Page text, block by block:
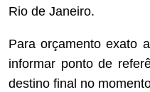
Rio de Janeiro.
Para orçamento exato
informar ponto de
destino final no